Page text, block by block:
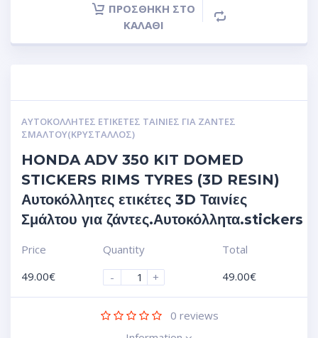
ΠΡΟΣΘΉΚΗ ΣΤΟ
ΚΑΛΆΘΙ
ΑΥΤΟΚΌΛΛΗΤΕΣ ΕΤΙΚΈΤΕΣ ΤΑΙΝΊΕΣ ΓΙΑ ΖΆΝΤΕΣ
ΣΜΆΛΤΟΥ(ΚΡΎΣΤΑΛΛΟΣ)
HONDA ADV 350 KIT DOMED
STICKERS RIMS TYRES (3D RESIN)
Αυτοκόλλητες ετικέτες 3D Ταινίες
Σμάλτου για ζάντες.Αυτοκόλλητα.stickers
Price
49.00€
Quantity
-
+
Total
49.00€
0 reviews